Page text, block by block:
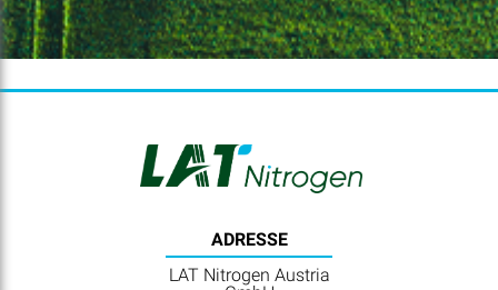
ADRESSE
LAT Nitrogen Austria